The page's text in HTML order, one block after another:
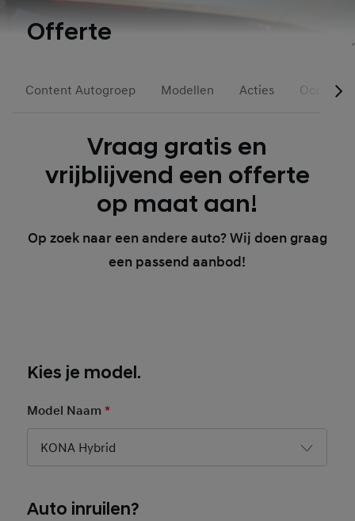
Offerte
Content Autogroep Modellen Acties
Vraag gratis en
vrijblijvend een offerte
op maat aan!
Op zoek naar een andere auto? Wij doen graag
een passend aanbod!
Kies je model.
Model Naam*
KONA Hybrid
Auto inruilen?